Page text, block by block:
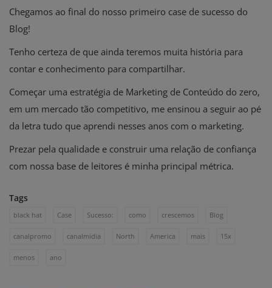
Chegamos ao final do nosso primeiro case de sucesso do
Blog!
Tenho certeza de que ainda teremos muita história para
contar e conhecimento para compartilhar.
Começar uma estratégia de Marketing de Conteúdo do zero,
em um mercado tão competitivo, me ensinou a seguir ao pé
da letra tudo que aprendi nesses anos com o marketing.
Prezar pela qualidade e construir uma relação de confiança
com nossa base de leitores é minha principal métrica.
Tags
black hat Case Sucesso: como crescemos Blog
canalpromo canalmidia North America mais 15x
menos ano